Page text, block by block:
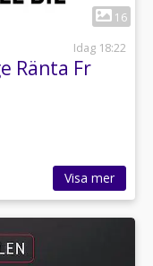
16
Idag 18:22
Ränta Fr
Visa mer